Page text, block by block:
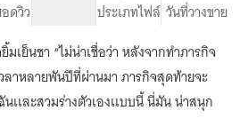
ร้าย
ใน
ยุค
จีน70(จบ)
ดวิว ประเภทไฟล์ วันที่วางขาย
เย็นชา “ไม่น่าเชื่อว่า หลังจากทำภารกิจ
ลาหลายพันปีที่ผ่านมา ภารกิจสุดท้ายจะ
เเละสวมร่างตัวเองเเบบนี้ นี่มัน น่าสนุก